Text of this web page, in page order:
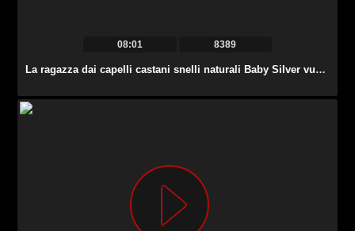
08:01 8389
La ragazza dai capelli castani snelli naturali Baby Silver vuole essere scopata da stalloni.